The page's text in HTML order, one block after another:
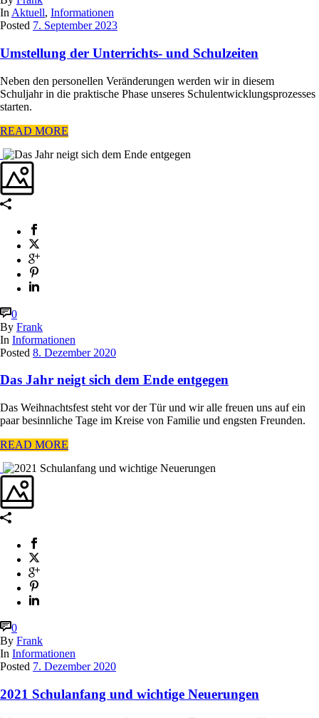
In Aktuell, Informationen
Posted 7. September 2023
Umstellung der Unterrichts- und Schulzeiten
Neben den personellen Veränderungen werden wir in diesem
Schuljahr in die praktische Phase unseres Schulentwicklungsprozesses
starten.
READ MORE
0
By Frank
In Informationen
Posted 8. Dezember 2020
Das Jahr neigt sich dem Ende entgegen
Das Weihnachtsfest steht vor der Tür und wir alle freuen uns auf ein
paar besinnliche Tage im Kreise von Familie und engsten Freunden.
READ MORE
0
By Frank
In Informationen
Posted 7. Dezember 2020
2021 Schulanfang und wichtige Neuerungen